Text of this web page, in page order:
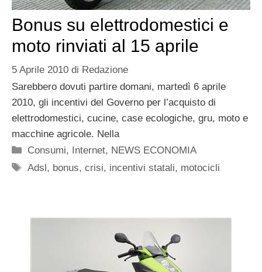
Bonus su elettrodomestici e
moto rinviati al 15 aprile
5 Aprile 2010 di Redazione
Sarebbero dovuti partire domani, martedì 6 aprile
2010, gli incentivi del Governo per l’acquisto di
elettrodomestici, cucine, case ecologiche, gru, moto e
macchine agricole. Nella
Categorie
Consumi, Internet, NEWS ECONOMIA
Tag
Adsl, bonus,crisi, incentivi statali, motocicli